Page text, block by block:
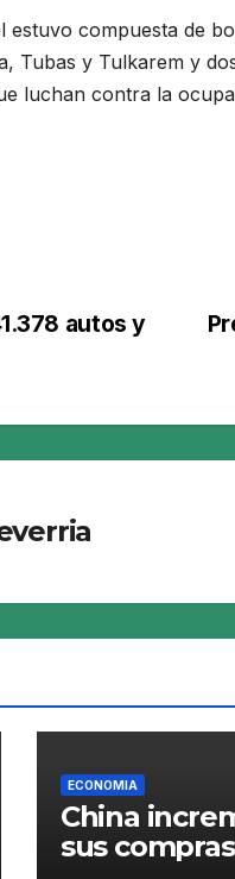
estuvo compuesta de
Tubas y Tulkarem y
luchan contra la
autos y
ECONOMIA
China
sus